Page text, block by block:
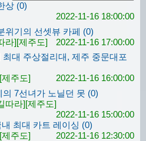
상 (0)
2022-11-16 18:00:00
위기의 선셋뷰 카페 (0)
라][제주도]
2022-11-16 17:00:00
대 주상절리대, 제주 중문대포
[제주도]
2022-11-16 16:00:00
7선녀가 노닐던 못 (0)
따라][제주도]
2022-11-16 15:00:00
최대 카트 레이싱 (0)
[제주도]
2022-11-16 12:30:00